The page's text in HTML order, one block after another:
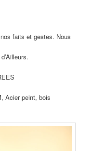
faits et gestes. Nous
Acier peint, bois